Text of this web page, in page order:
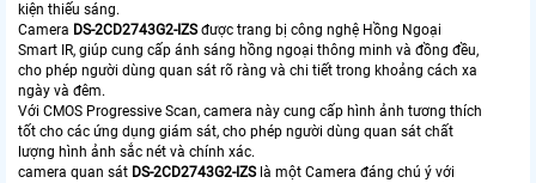
kiện thiếu sáng.
Camera DS-2CD2743G2-IZSđược trang bị công nghệ Hồng Ngoại
Smart IR, giúp cung cấp ánh sáng hồng ngoại thông minh và đồng đều,
cho phép người dùng quan sát rõ ràng và chi tiết trong khoảng cách xa
ngày và đêm.
Với CMOS Progressive Scan, camera này cung cấp hình ảnh tương thích
tốt cho các ứng dụng giám sát, cho phép người dùng quan sát chất
lượng hình ảnh sắc nét và chính xác.
camera quan sát DS-2CD2743G2-IZSlà một Camera đáng chú ý với